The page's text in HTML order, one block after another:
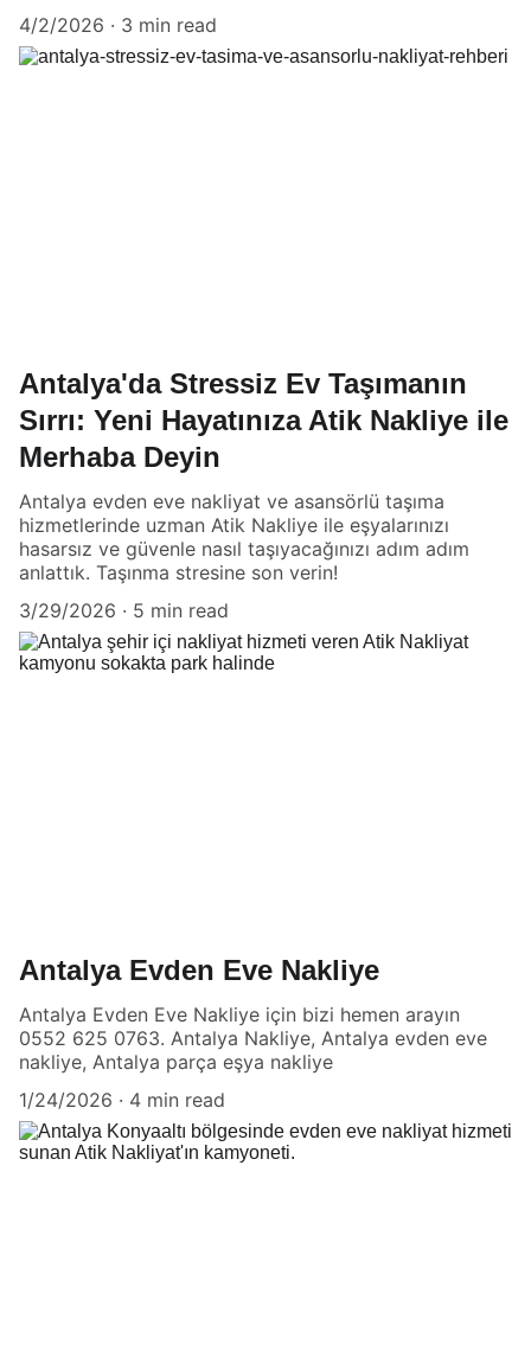
4/2/2026
3 min read
Antalya'da Stressiz Ev Taşımanın
Sırrı: Yeni Hayatınıza Atik Nakliye ile
Merhaba Deyin
Antalya evden eve nakliyat ve asansörlü taşıma
hizmetlerinde uzman Atik Nakliye ile eşyalarınızı
hasarsız ve güvenle nasıl taşıyacağınızı adım adım
anlattık. Taşınma stresine son verin!
3/29/2026
5 min read
Antalya Evden Eve Nakliye
Antalya Evden Eve Nakliye için bizi hemen arayın
0552 625 0763. Antalya Nakliye, Antalya evden eve
nakliye, Antalya parça eşya nakliye
1/24/2026
4 min read